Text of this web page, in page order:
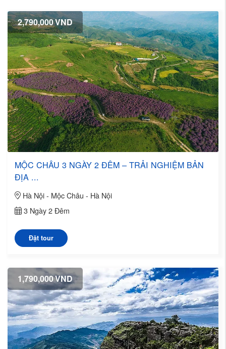
MỘC CHÂU 3 NGÀY 2 ĐÊM – TRẢI NGHIỆM BẢN
ĐỊA ...
2,790,000VND
Hà Nội - Mộc Châu - Hà Nội
3 Ngày 2 Đêm
Đặt tour
1,790,000VND